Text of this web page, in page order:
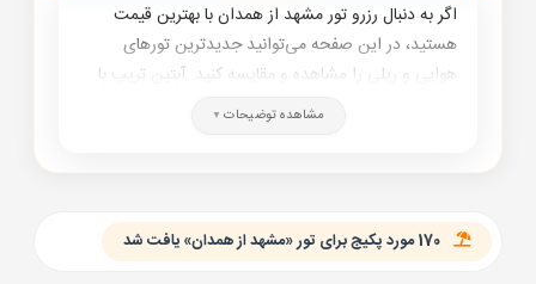
اگر به دنبال رزرو تور مشهد از همدان با بهترین قیمت
هستید، در این صفحه می‌توانید جدیدترین تورهای
هوایی و ریلی را مشاهده و مقایسه کنید. آبتین تریپ با
همکاری معتبرترین هتل‌ها و ایرلاین‌ها، امکان رزرو تور
مشاهده توضیحات